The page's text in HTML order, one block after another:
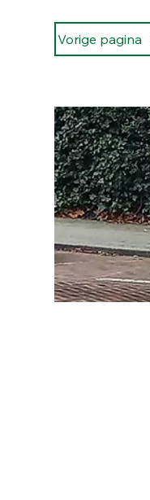
Vorige pagina